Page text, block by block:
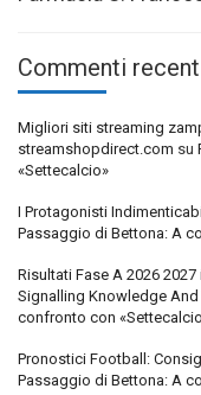
Commenti
Migliori siti streaming
streamshopdirect.com su
«Settecalcio»
I Protagonisti
Passaggio di Bettona: A
Risultati Fase A 2026
Signalling Knowledge
confronto con
Pronostici Football:
Passaggio di Bettona: A